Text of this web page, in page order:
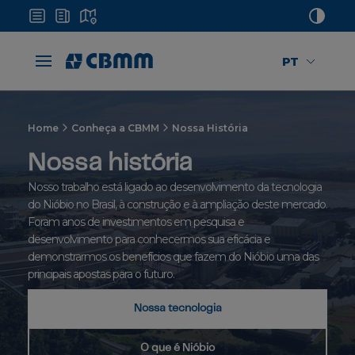
PT
Home Conheça a CBMM Nossa História
Nossa história
Nosso trabalho está ligado ao desenvolvimento da tecnologia
do Nióbio no Brasil, à construção e à ampliação deste mercado.
Foram anos de investimentos em pesquisa e
desenvolvimento para conhecermos sua eficácia e
demonstrarmos os benefícios que fazem do Nióbio uma das
principais apostas para o futuro.
Nossa tecnologia
O que é Nióbio